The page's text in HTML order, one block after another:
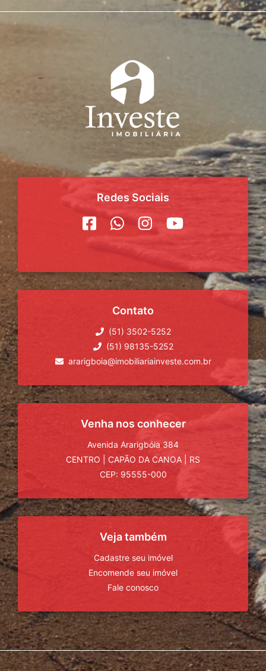
Redes Sociais
Contato
(51) 3502-5252
(51) 98135-5252
ararigboia@imobiliariainveste.com.br
Venha nos conhecer
Avenida Ararigbóia 384
CENTRO
CAPÃO DA CANOA
RS
CEP: 95555-000
Veja também
Cadastre seu imóvel
Encomende seu imóvel
Fale conosco